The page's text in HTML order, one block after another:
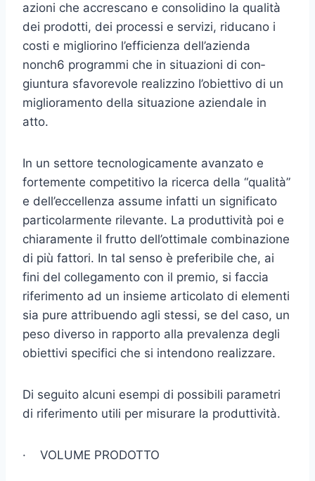
azioni che accrescano e consolidino la qualità
dei prodotti, dei processi e servizi, riducano i
costi e migliorino l’ef­ficienza dell’azienda
nonch6 programmi che in situazioni di con­
giuntura sfavorevole realizzino I’obiettivo di un
miglioramento della situazione aziendale in
atto.
In un settore tecnologicamente avanzato e
fortemente competitivo la ricerca della “qualità”
e dell’eccellenza assume infatti un signi­ficato
particolarmente rilevante. La produttività poi e
chiaramente il frutto dell’ottimale combinazione
di più fattori. In tal senso è pre­feribile che, ai
fini del collegamento con il premio, si faccia
riferi­mento ad un insieme articolato di elementi
sia pure attribuendo agli stessi, se del caso, un
peso diverso in rapporto alla prevalenza degli
obiettivi specifici che si intendono realizzare.
Di seguito alcuni esempi di possibili parametri
di riferimento utili per misurare la produttività.
· VOLUME PRODOTTO